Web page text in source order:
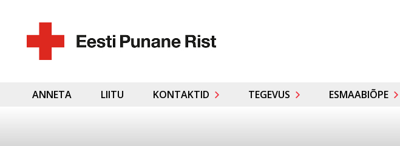
ANNETA LIITU KONTAKTID TEGEVUS ESMAABIÕPE